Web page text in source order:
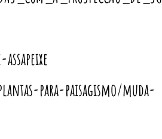
para-paisagismo/muda-